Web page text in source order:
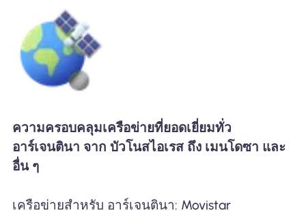
ความครอบคลุมเครือข่ายที่ยอดเยี่ยมทั่ว
อาร์เจนตินา จาก บัวโนสไอเรส ถึง เมนโดซา และ
อื่น ๆ
เครือข่ายสำหรับ อาร์เจนตินา: Movistar